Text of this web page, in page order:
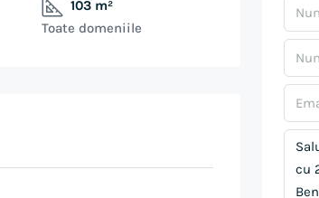
103 m²
Toate domeniile